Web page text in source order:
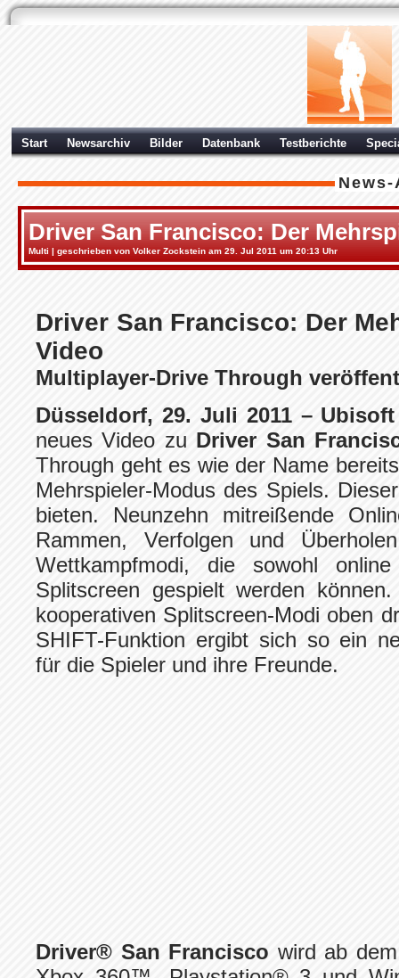
Start Newsarchiv Bilder Datenbank Testberichte
Driver San Francisco: Der
Multi | geschrieben von Volker Zockstein am 29. Jul 2011 um 20:13 Uhr
Driver San Francisco: Der
Video
Multiplayer-Drive Through
Düsseldorf, 29. Juli 2011 – Ubisoft
neues Video zu Driver San
Through geht es wie der Name
Mehrspieler-Modus des Spiels.
bieten. Neunzehn mitreißende
Rammen, Verfolgen und
Wettkampfmodi, die sowohl
Splitscreen gespielt werden
kooperativen Splitscreen-Modi oben
SHIFT-Funktion ergibt sich so ein
für die Spieler und ihre Freunde.
Driver® San Francisco wird ab